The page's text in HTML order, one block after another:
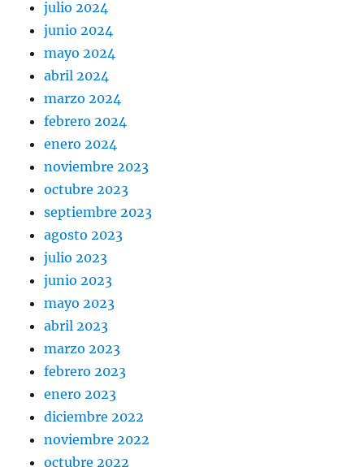
julio 2024
junio 2024
mayo 2024
abril 2024
marzo 2024
febrero 2024
enero 2024
noviembre 2023
octubre 2023
septiembre 2023
agosto 2023
julio 2023
junio 2023
mayo 2023
abril 2023
marzo 2023
febrero 2023
enero 2023
diciembre 2022
noviembre 2022
octubre 2022